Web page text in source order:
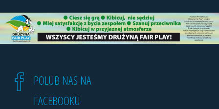
POLUB NAS NA
FACEBOOKU